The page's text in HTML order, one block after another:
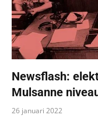
Newsflash:
Mulsanne
26 januari 2022